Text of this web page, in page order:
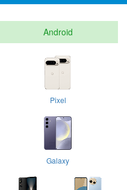
Android
Pixel
Galaxy